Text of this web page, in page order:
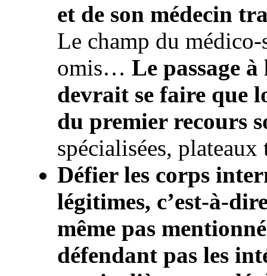
et de son médecin
Le champ du
omis… Le passage
devrait se faire que
du premier recours
spécialisées,
Défier les corps
légitimes, c’est-à-
même pas
défendant pas les